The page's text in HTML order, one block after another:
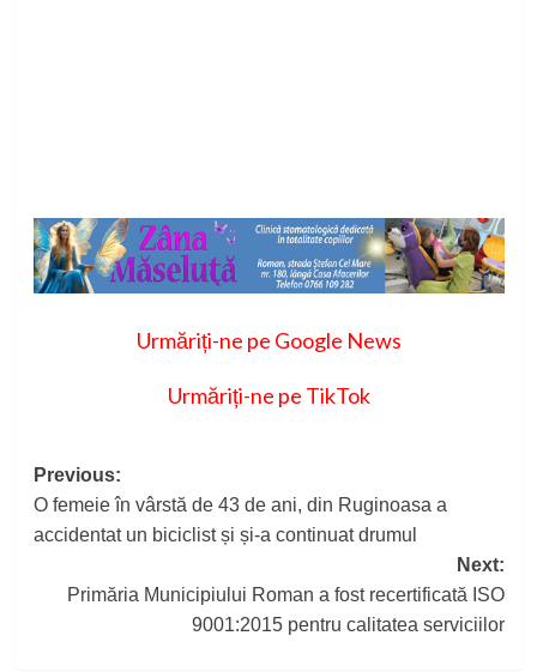
Urmăriți-ne pe Google News
Urmăriți-ne pe TikTok
Post
navigation
Previous:
O femeie în vârstă de 43 de ani, din Ruginoasa a
accidentat un biciclist și și-a continuat drumul
Next:
Primăria Municipiului Roman a fost recertificată ISO
9001:2015 pentru calitatea serviciilor